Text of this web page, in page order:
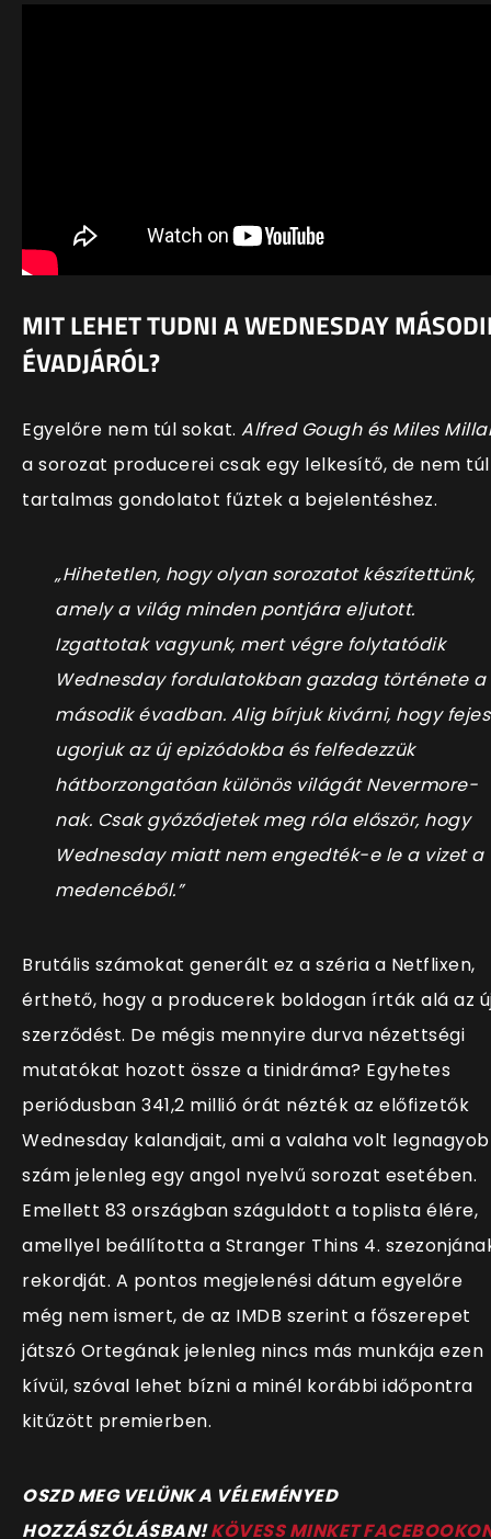
MIT LEHET TUDNI A WEDNESDAY
ÉVADJÁRÓL?
Egyelőre nem túl sokat. Alfred Gough és Miles
a sorozat producerei csak egy lelkesítő, de nem túl
tartalmas gondolatot fűztek a bejelentéshez.
„Hihetetlen, hogy olyan sorozatot készítettünk,
amely a világ minden pontjára eljutott.
Izgattotak vagyunk, mert végre folytatódik
Wednesday fordulatokban gazdag története a
második évadban. Alig bírjuk kivárni, hogy
ugorjuk az új epizódokba és felfedezzük
hátborzongatóan különös világát Nevermore-
nak. Csak győződjetek meg róla először, hogy
Wednesday miatt nem engedték-e le a vizet a
medencéből.”
Brutális számokat generált ez a széria a Netflixen,
érthető, hogy a producerek boldogan írták alá az
szerződést. De mégis mennyire durva nézettségi
mutatókat hozott össze a tinidráma? Egyhetes
periódusban 341,2 millió órát nézték az előfizetők
Wednesday kalandjait, ami a valaha volt
szám jelenleg egy angol nyelvű sorozat esetében.
Emellett 83 országban száguldott a toplista élére,
amellyel beállította a Stranger Thins 4.
rekordját. A pontos megjelenési dátum egyelőre
még nem ismert, de az IMDB szerint a főszerepet
játszó Ortegának jelenleg nincs más munkája ezen
kívül, szóval lehet bízni a minél korábbi időpontra
kitűzött premierben.
OSZD MEG VELÜNK A VÉLEMÉNYED
HOZZÁSZÓLÁSBAN!KÖVESS MINKET